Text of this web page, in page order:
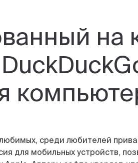
на
среди любителей
для мобильных устройств,